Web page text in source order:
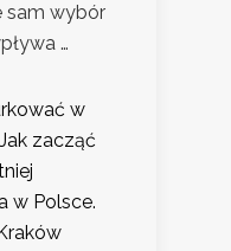
sam wybór
…
w
zacząć
w Polsce.